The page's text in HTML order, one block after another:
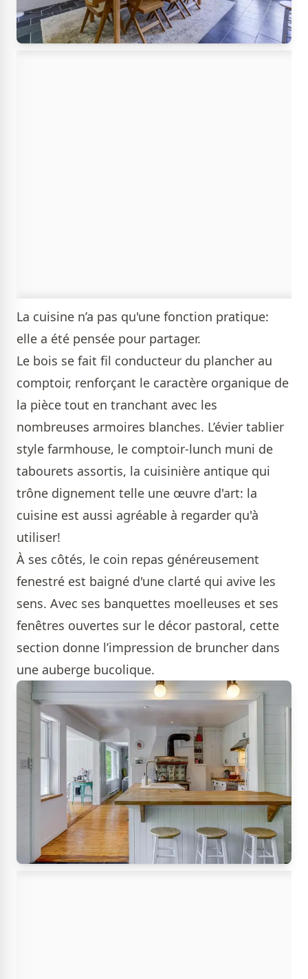
La cuisine n’a pas qu'une fonction pratique:
elle a été pensée pour partager.
Le bois se fait fil conducteur du plancher au
comptoir, renforçant le caractère organique de
la pièce tout en tranchant avec les
nombreuses armoires blanches. L’évier tablier
style farmhouse, le comptoir-lunch muni de
tabourets assortis, la cuisinière antique qui
trône dignement telle une œuvre d'art: la
cuisine est aussi agréable à regarder qu'à
utiliser!
À ses côtés, le coin repas généreusement
fenestré est baigné d'une clarté qui avive les
sens. Avec ses banquettes moelleuses et ses
fenêtres ouvertes sur le décor pastoral, cette
section donne l’impression de bruncher dans
une auberge bucolique.